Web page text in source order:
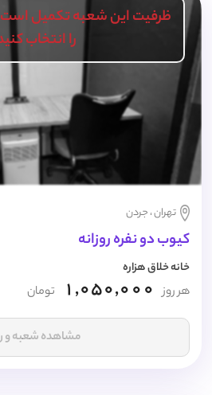
ظرفیت این شعبه تکمیل است،
را انتخاب
تهران ، جردن
کیوب دو نفره روزانه
خانه خلاق هزاره
هر روز 1,050,000 تومان
مشاهده شعبه و